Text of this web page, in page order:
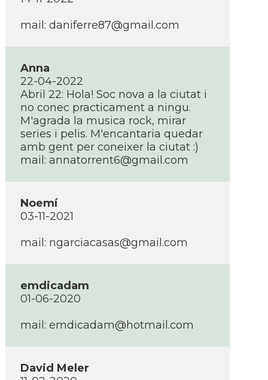
mail: daniferre87@gmail.com
Anna
22-04-2022
Abril 22: Hola! Soc nova a la ciutat i
no conec practicament a ningu.
M'agrada la musica rock, mirar
series i pelis. M'encantaria quedar
amb gent per coneixer la ciutat :)
mail: annatorrent6@gmail.com
Noemí­
03-11-2021
mail: ngarciacasas@gmail.com
emdicadam
01-06-2020
mail: emdicadam@hotmail.com
David Meler